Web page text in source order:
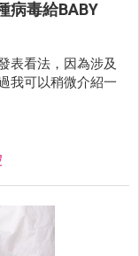
病毒給BABY
表看法，因為涉及
我可以稍微介紹一